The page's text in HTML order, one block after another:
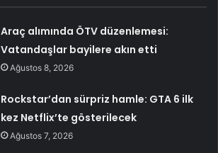
Araç alımında ÖTV düzenlemesi:
Vatandaşlar bayilere akın etti
Ağustos 8, 2026
Rockstar’dan sürpriz hamle: GTA 6 ilk
kez Netflix’te gösterilecek
Ağustos 7, 2026